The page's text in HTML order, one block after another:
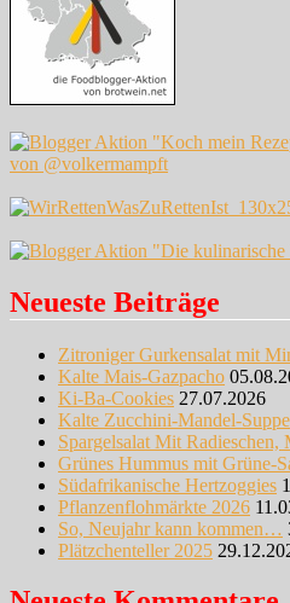
Neueste Beiträge
Zitroniger Gurkensalat mit
Kalte Mais-Gazpacho
Ki-Ba-Cookies 27.07.2026
Kalte Zucchini-Mandel-Suppe
Spargelsalat Mit Radieschen,
Grünes Hummus mit Grüne-
Südafrikanische Hertzoggies
Pflanzenflohmärkte 2026
So, Neujahr kann kommen…
Plätzchenteller 2025